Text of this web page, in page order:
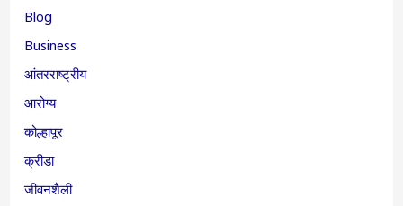
Blog
Business
आंतरराष्ट्रीय
आरोग्य
कोल्हापूर
क्रीडा
जीवनशैली